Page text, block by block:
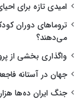
امیدی تازه برای
تروماهای دوران
می‌دهند؟
واگذاری بخشی از
جهان در آستانه
جنگ ایران ده‌ها